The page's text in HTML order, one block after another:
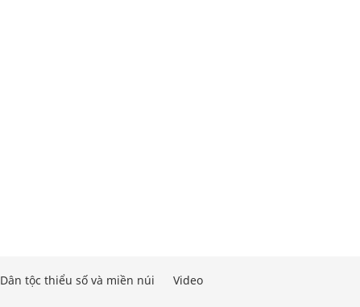
Dân tộc thiểu số và miền núi Video